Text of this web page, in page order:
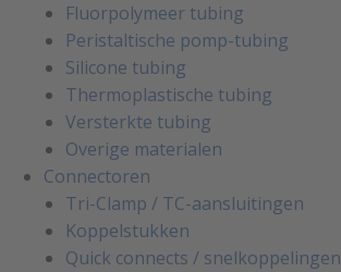
Fluorpolymeer tubing
Peristaltische pomp-tubing
Silicone tubing
Thermoplastische tubing
Versterkte tubing
Overige materialen
Connectoren
Tri-Clamp / TC-aansluitingen
Koppelstukken
Quick connects / snelkoppelingen